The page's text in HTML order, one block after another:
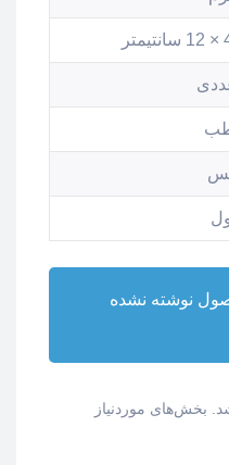
نوشته نشده
بخش‌های موردنیاز